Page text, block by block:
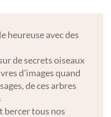
heureuse avec des
de secrets oiseaux
d’images quand
de ces arbres
bercer tous nos